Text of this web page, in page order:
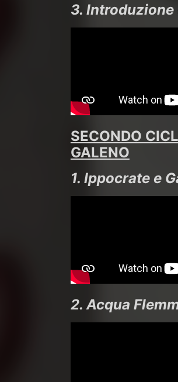
3.
SECONDO
GALENO
1. Ippocrate e
2. Acqua